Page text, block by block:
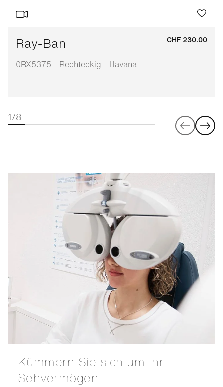
Ray-Ban
0RX5375 - Rechteckig - Havana
CHF 230.00
1/8
Kümmern Sie sich um Ihr
Sehvermögen